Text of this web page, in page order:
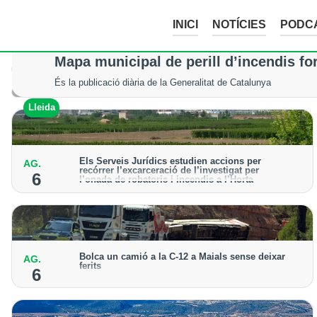
INICI NOTÍCIES
Val d'Aran
Mor un excursionista en patir un
Els serveis d’emergència no van poder fer res per salvar-li la
Lleida
Mapa municipal de perill d’incendis
És la publicació diària de la Generalitat de Catalunya
AG.
6
Els Serveis Jurídics estudien accions per
recórrer l’excarceració de l’investigat per
l’onada de robatoris i incendis a l’Horta
Des de la Paeria de Lleida demanen que s’analitzin
les vies legals disponibles després de la decisió
judicial
AG.
6
Bolca un camió a la C-12 a Maials sense deixar
ferits
carretera